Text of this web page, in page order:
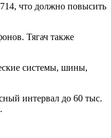
что должно повысить
Тягач также
системы, шины,
интервал до 60 тыс.